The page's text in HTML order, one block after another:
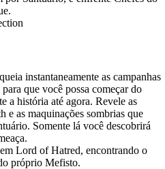
instantaneamente as campanhas
que você possa começar do
a história até agora. Revele as
e as maquinações sombrias que
Somente lá você descobrirá
Lord of Hatred, encontrando o
próprio Mefisto.